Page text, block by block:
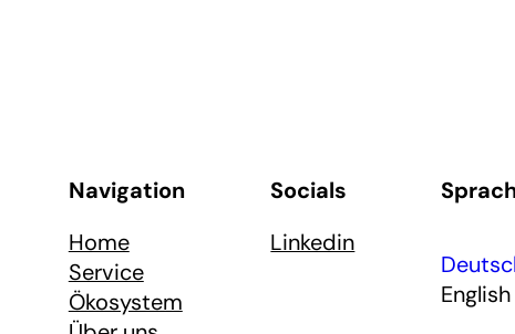
Navigation
Home
Service
Ökosystem
Socials
Linkedin
English